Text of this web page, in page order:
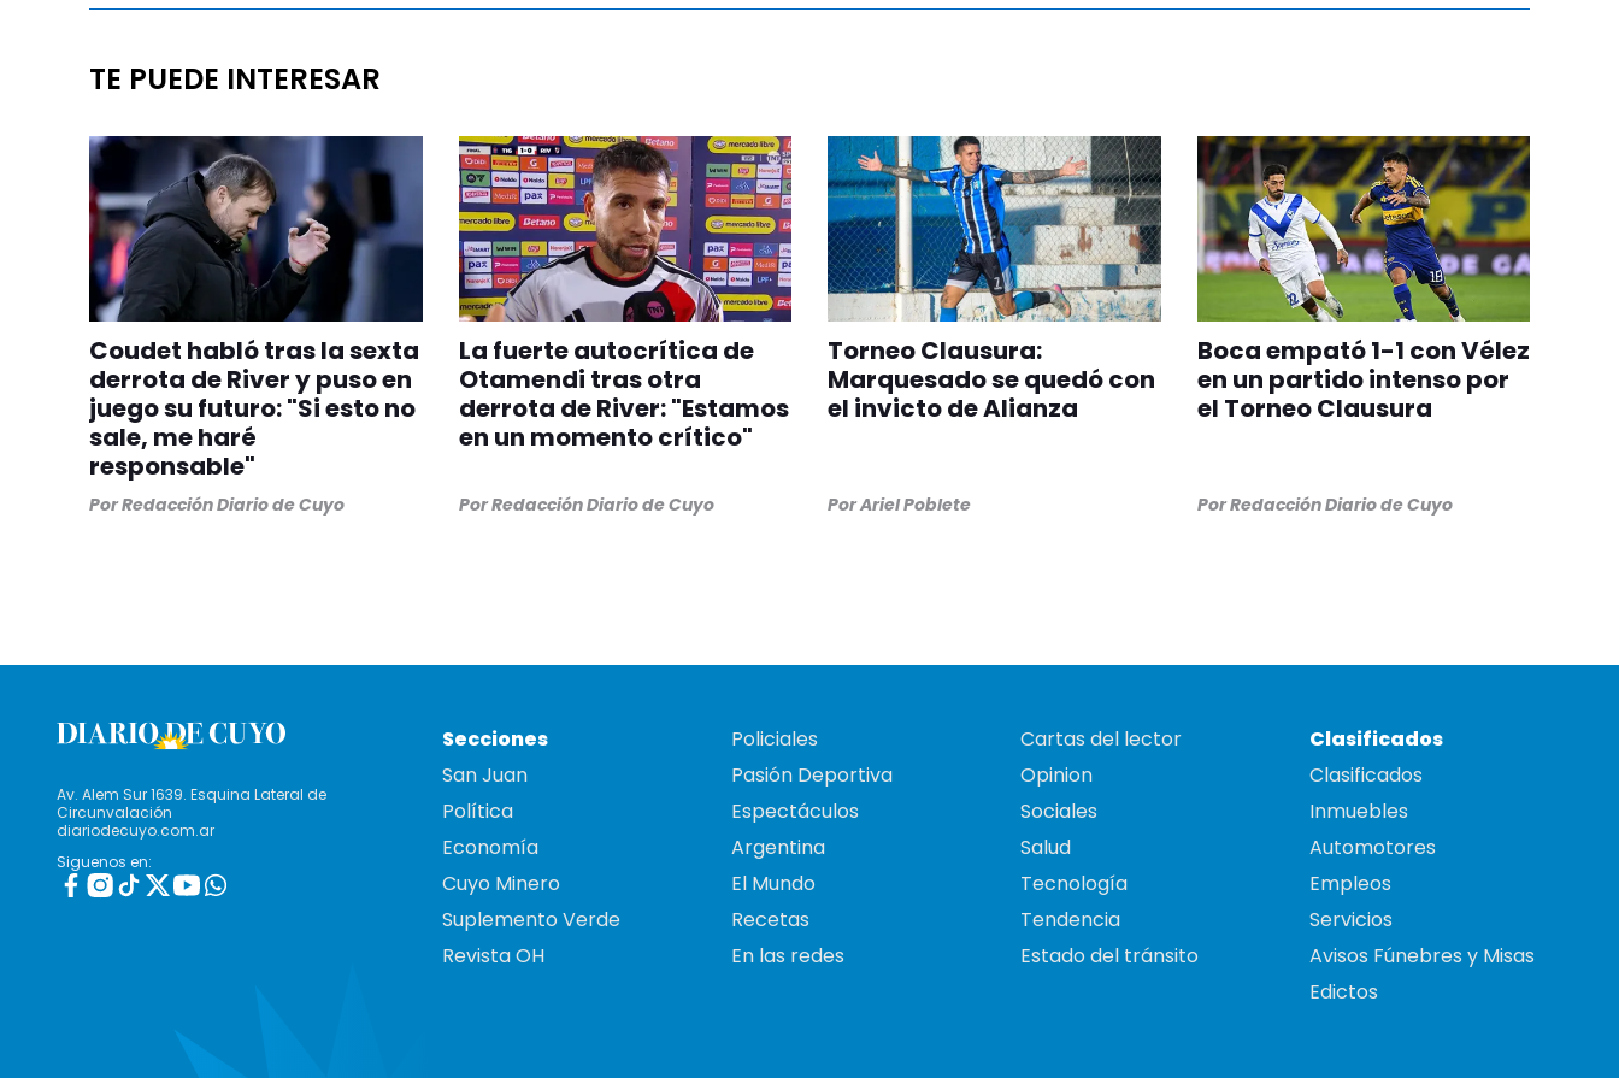
TE PUEDE INTERESAR
Coudet habló tras la sexta
derrota de River y puso en
juego su futuro: "Si esto no
sale, me haré
responsable"
PorRedacción Diario de Cuyo
La fuerte autocrítica de
Otamendi tras otra
derrota de River: "Estamos
en un momento crítico"
PorRedacción Diario de Cuyo
Torneo Clausura:
Marquesado se quedó con
el invicto de Alianza
PorAriel Poblete
Boca empató 1-1 con Vélez
en un partido intenso por
el Torneo Clausura
PorRedacción Diario de Cuyo
Av. Alem Sur 1639. Esquina Lateral de
Circunvalación
diariodecuyo.com.ar
Siguenos en:
Secciones
San Juan
Política
Economía
Cuyo Minero
Suplemento Verde
Revista OH
Policiales
Pasión Deportiva
Espectáculos
Argentina
El Mundo
Recetas
En las redes
Cartas del lector
Opinion
Sociales
Salud
Tecnología
Tendencia
Estado del tránsito
Clasificados
Clasificados
Inmuebles
Automotores
Empleos
Servicios
Avisos Fúnebres y Misas
Edictos